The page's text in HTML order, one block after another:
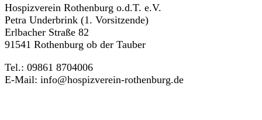
Hospizverein Rothenburg o.d.T. e.V.
Petra Underbrink (1. Vorsitzende)
Erlbacher Straße 82
91541 Rothenburg ob der Tauber
Tel.: 09861 8704006
E-Mail: info@hospizverein-rothenburg.de